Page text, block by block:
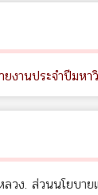
ยงานประจำปีมหา
วง. ส่วนนโยบาย